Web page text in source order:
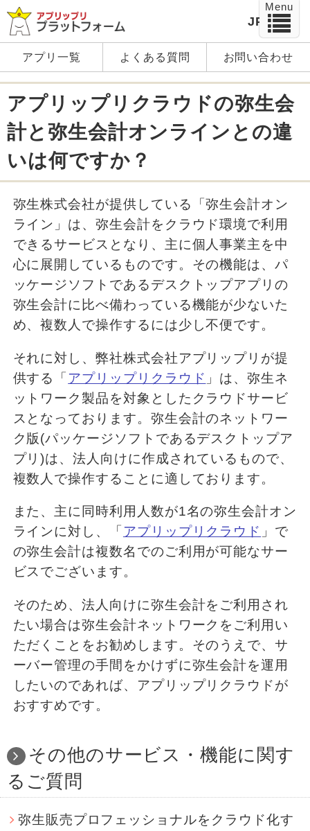
JP EN
アプリ一覧 よくある質問 お問い合わせ
アプリップリクラウドの弥生会
計と弥生会計オンラインとの違
いは何ですか？
弥生株式会社が提供している「弥生会計オン
ライン」は、弥生会計をクラウド環境で利用
できるサービスとなり、主に個人事業主を中
心に展開しているものです。その機能は、パ
ッケージソフトであるデスクトップアプリの
弥生会計に比べ備わっている機能が少ないた
め、複数人で操作するには少し不便です。
それに対し、弊社株式会社アプリップリが提
供する「 アプリップリクラウド 」は、弥生ネ
ットワーク製品を対象としたクラウドサービ
スとなっております。弥生会計のネットワー
ク版(パッケージソフトであるデスクトップア
プリ)は、法人向けに作成されているもので、
複数人で操作することに適しております。
また、主に同時利用人数が1名の弥生会計オン
ラインに対し、「 アプリップリクラウド 」で
の弥生会計は複数名でのご利用が可能なサー
ビスでございます。
そのため、法人向けに弥生会計をご利用され
たい場合は弥生会計ネットワークをご利用い
ただくことをお勧めします。そのうえで、サ
ーバー管理の手間をかけずに弥生会計を運用
したいのであれば、アプリップリクラウドが
おすすめです。
その他のサービス・機能に関す
るご質問
弥生販売プロフェッショナルをクラウド化す
Menu